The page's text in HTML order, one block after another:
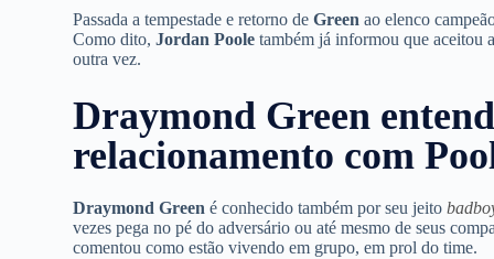
Passada a tempestade e retorno deGreen ao elenco
Como dito,Jordan Poole também já informou que aceitou
outra vez.
Draymond Green
relacionamento com
Draymond Green é conhecido também por seu jeito
vezes pega no pé do adversário ou até mesmo de seus
comentou como estão vivendo em grupo, em prol do time.